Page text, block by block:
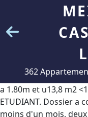
362
a 1.80m et u13,8 m2
ETUDIANT. Dossier a
moins d'un mois,